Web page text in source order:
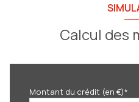
Calcul des
Montant du crédit (en €)*